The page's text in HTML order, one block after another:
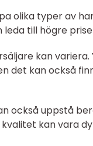
olika typer av
till högre
kan
det kan också
också uppstå
kan vara